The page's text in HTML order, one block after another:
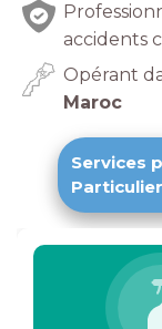
accidents
Opérant
Maroc
Services